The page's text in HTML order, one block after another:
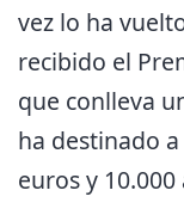
vez lo ha
recibido el
que conlleva
ha destinado
euros y